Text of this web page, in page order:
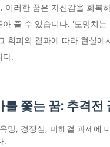
이러한 꿈은 자신감을 회복
줄 수 있습니다. '도망치는
회피의 결과에 따라 현실에
다.
쫓는 꿈: 추격전
망, 경쟁심, 미해결 과제에
.